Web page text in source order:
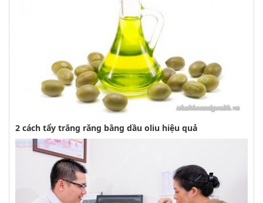
2 cách tẩy trắng răng bằng dầu oliu hiệu quả